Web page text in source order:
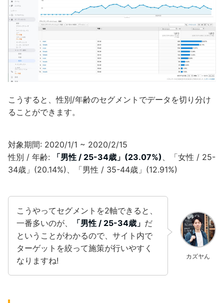
こうすると、性別/年齢のセグメントでデータを切り分け
ることができます。
対象期間: 2020/1/1 ~ 2020/2/15
性別 / 年齢:
「男性 / 25-34歳」(23.07%) 、「女性 / 25-
34歳」(20.14%)、「男性 / 35-44歳」(12.91%)
カズヤん
こうやってセグメントを2軸できると、
一番多いのが、
「男性 / 25-34歳」 だ
ということがわかるので、サイト内で
ターゲットを絞って施策が行いやすく
なりますね!